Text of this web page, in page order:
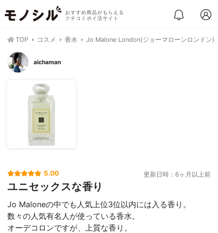
おすすめ商品がもらえる
クチコミポイ活サイト
TOP コスメ 香水 Jo Malone London(ジョーマローンロンドン)
aichaman
5.00 更新日時：6ヶ月以上前
ユニセックスな香り
Jo Maloneの中でも人気上位3位以内には入る香り。
数々の人気有名人が使っている香水。
オーデコロンですが、上質な香り。